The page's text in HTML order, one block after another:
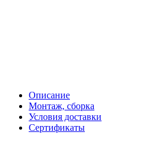
Описание
Монтаж, сборка
Условия доставки
Сертификаты